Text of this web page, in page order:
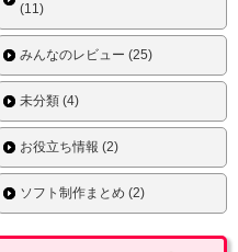
(11)
みんなのレビュー (25)
未分類 (4)
お役立ち情報 (2)
ソフト制作まとめ (2)